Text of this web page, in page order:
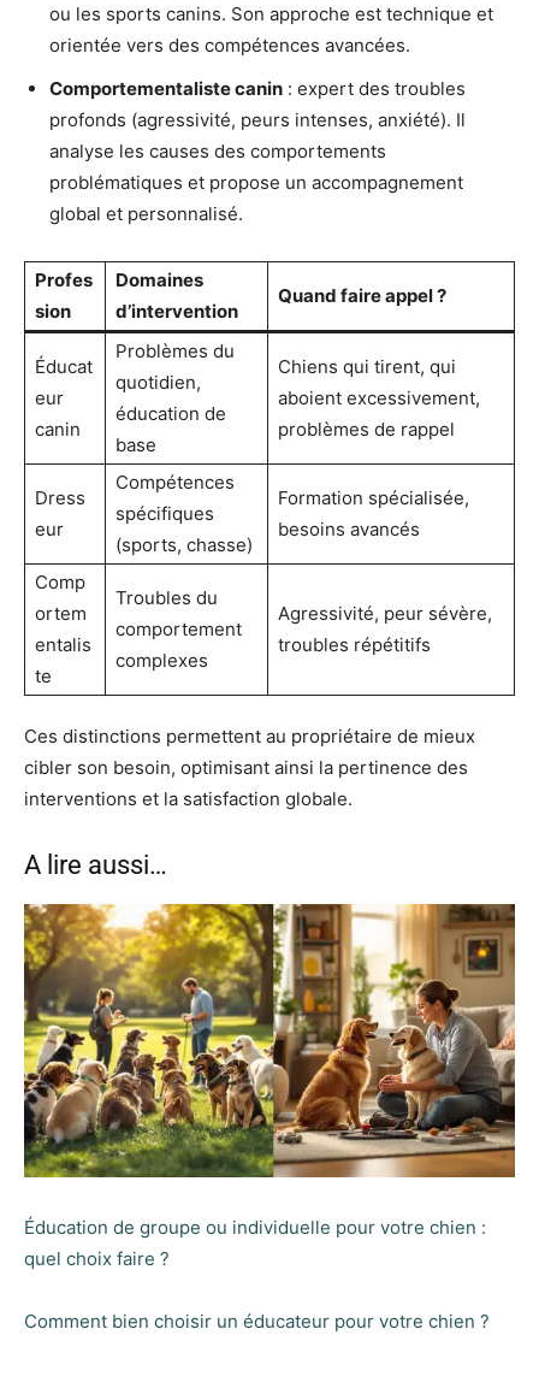
ou les sports canins. Son approche est technique et
orientée vers des compétences avancées.
Comportementaliste canin : expert des troubles
profonds (agressivité, peurs intenses, anxiété). Il
analyse les causes des comportements
problématiques et propose un accompagnement
global et personnalisé.
Profes
sion
Domaines
d’intervention
Quand faire appel ?
Éducat
eur
canin
Problèmes du
quotidien,
éducation de
base
Chiens qui tirent, qui
aboient excessivement,
problèmes de rappel
Dress
eur
Compétences
spécifiques
(sports, chasse)
Formation spécialisée,
besoins avancés
Comp
ortem
entalis
te
Troubles du
comportement
complexes
Agressivité, peur sévère,
troubles répétitifs
Ces distinctions permettent au propriétaire de mieux
cibler son besoin, optimisant ainsi la pertinence des
interventions et la satisfaction globale.
A lire aussi…
Éducation de groupe ou individuelle pour votre chien :
quel choix faire ?
Comment bien choisir un éducateur pour votre chien ?